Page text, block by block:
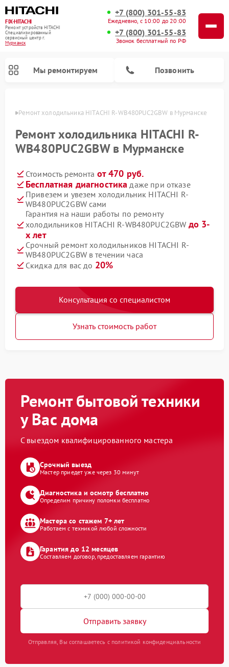
FIX-HITACHI
Ремонт устройств HITACHI
Специализированный
cервисный центр г.
Мурманск
+7 (800) 301-55-83
Ежедневно, с 10:00 до 20:00
+7 (800) 301-55-83
Звонок бесплатный по РФ
Мы ремонтируем Позвонить
Ремонт холодильника HITACHI R-WB480PUC2GBW в Мурманске
Ремонт холодильника HITACHI R-
WB480PUC2GBW в Мурманске
Стоимость ремонта от 470 руб.
Бесплатная диагностика даже при отказе
Привезем и увезем холодильник HITACHI R-
WB480PUC2GBW сами
Гарантия на наши работы по ремонту
холодильников HITACHI R-WB480PUC2GBW до 3-
х лет
Срочный ремонт холодильников HITACHI R-
WB480PUC2GBW в течении часа
Скидка для вас до 20%
Консультация со специалистом
Узнать стоимость работ
Ремонт бытовой техники
у Вас дома
С выездом квалифицированного мастера
Срочный выезд
Мастер приедет уже через 30 минут
Диагностика и осмотр бесплатно
Определим причину поломки бесплатно
Мастера со стажем 7+ лет
Работаем с техникой любой сложности
Гарантия до 12 месяцев
Составляем договор, предоставляем гарантию
Отправить заявку
Отправляя, Вы соглашаетесь с политикой конфиденциальности